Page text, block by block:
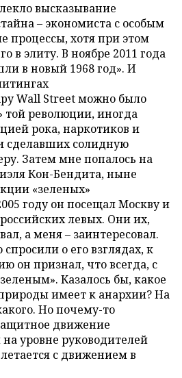
высказывание
– экономиста с особым
процессы, хотя при этом
в элиту. В ноябре 2011 года
в новый 1968 год». И
Wall Street можно было
той революции, иногда
рока, наркотиков и
сделавших солидную
Затем мне попалось на
Кон-Бендита, ныне
«зеленых»
году он посещал Москву и
левых. Они их,
а меня – заинтересовал.
о его взглядах, к
он признал, что всегда, с
Казалось бы, какое
имеет к анархии? На
Но почему-то
движение
уровне руководителей
с движением в